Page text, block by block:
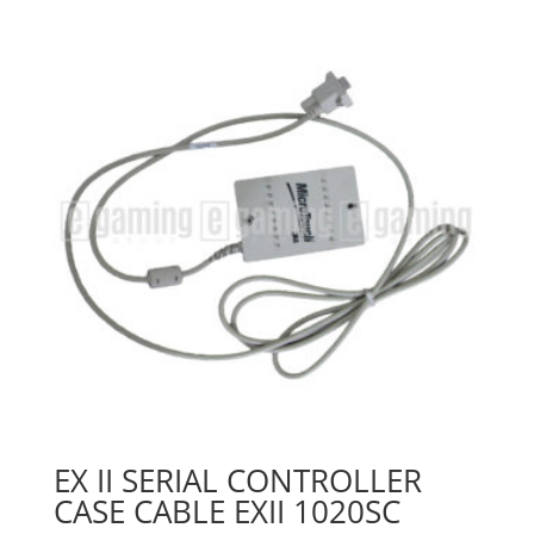
EX II SERIAL CONTROLLER
CASE CABLE EXII 1020SC